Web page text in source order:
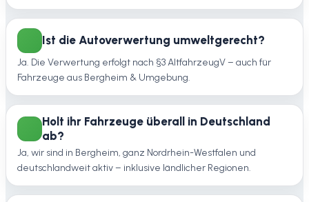
Ist die Autoverwertung umweltgerecht?
Ja. Die Verwertung erfolgt nach §3 AltfahrzeugV – auch für
Fahrzeuge aus Bergheim & Umgebung.
Holt ihr Fahrzeuge überall in Deutschland
ab?
Ja, wir sind in Bergheim, ganz Nordrhein-Westfalen und
deutschlandweit aktiv – inklusive ländlicher Regionen.